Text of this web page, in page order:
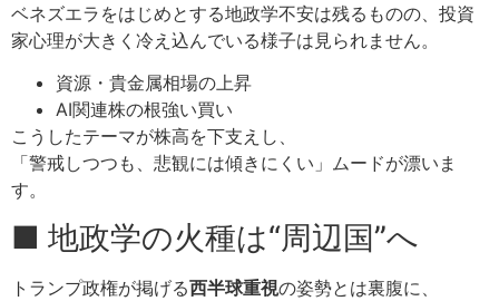
ベネズエラをはじめとする地政学不安は残るものの、投資
家心理が大きく冷え込んでいる様子は見られません。
資源・貴金属相場の上昇
AI関連株の根強い買い
こうしたテーマが株高を下支えし、
「警戒しつつも、悲観には傾きにくい」ムードが漂いま
す。
■ 地政学の火種は“周辺国”へ
トランプ政権が掲げる西半球重視の姿勢とは裏腹に、